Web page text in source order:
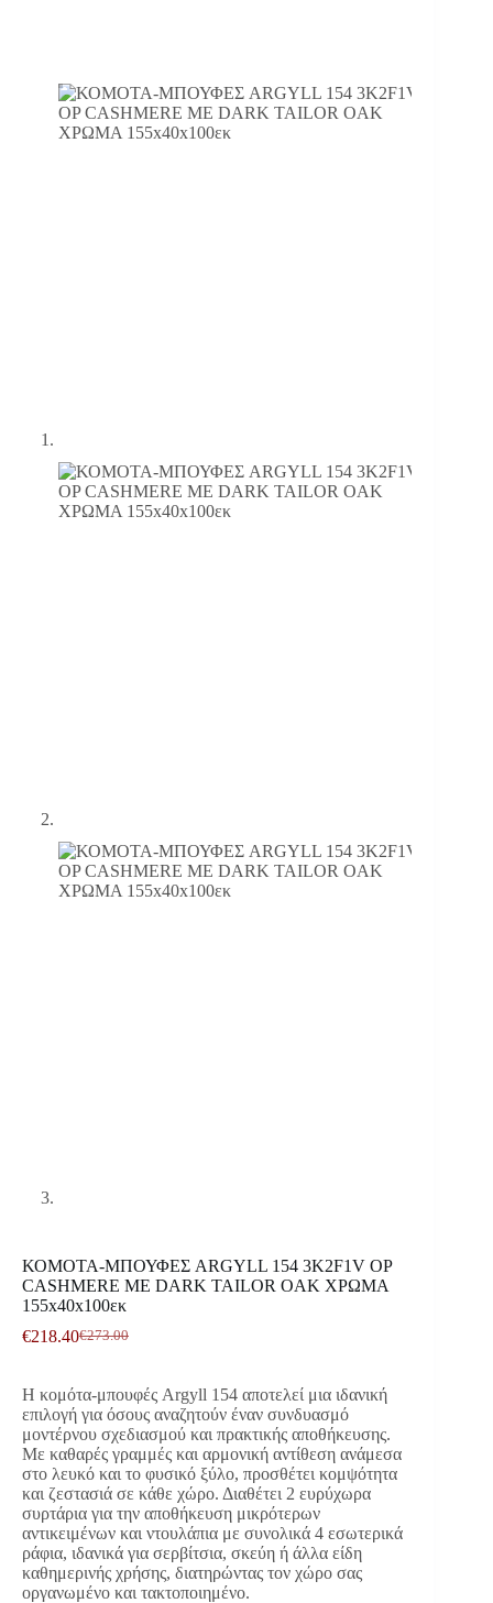
ΚΟΜΟΤΑ-ΜΠΟΥΦΕΣ ARGYLL 154 3K2F1V OP
CASHMERE ΜΕ DARK TAILOR OAK ΧΡΩΜΑ
155x40x100εκ
€273.00
Original
€273.00.
€218.40Η
είναι:
€218.40.
Η κομότα-μπουφές Argyll 154 αποτελεί μια ιδανική
επιλογή για όσους αναζητούν έναν συνδυασμό
μοντέρνου σχεδιασμού και πρακτικής αποθήκευσης.
Με καθαρές γραμμές και αρμονική αντίθεση ανάμεσα
στο λευκό και το φυσικό ξύλο, προσθέτει κομψότητα
και ζεστασιά σε κάθε χώρο. Διαθέτει 2 ευρύχωρα
συρτάρια για την αποθήκευση μικρότερων
αντικειμένων και ντουλάπια με συνολικά 4 εσωτερικά
ράφια, ιδανικά για σερβίτσια, σκεύη ή άλλα είδη
καθημερινής χρήσης, διατηρώντας τον χώρο σας
οργανωμένο και τακτοποιημένο.